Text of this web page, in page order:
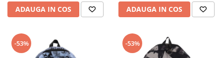
ADAUGA IN COS ADAUGA IN COS
-53% -53%